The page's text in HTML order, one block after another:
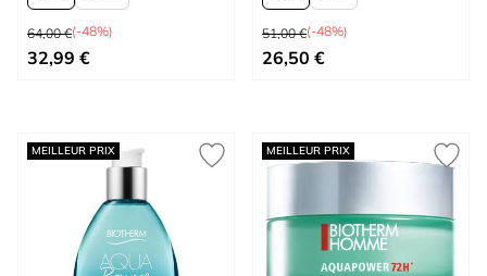
Prix normal
64,00 €(-48%)
À partir de
32,99 €
Prix normal
51,00 €(-48%)
À partir de
26,50 €
MEILLEUR PRIX MEILLEUR PRIX